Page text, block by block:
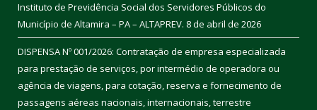
Instituto de Previdência Social dos Servidores Públicos do
Município de Altamira – PA – ALTAPREV. 8 de abril de 2026
DISPENSA Nº 001/2026: Contratação de empresa especializada
para prestação de serviços, por intermédio de operadora ou
agência de viagens, para cotação, reserva e fornecimento de
passagens aéreas nacionais, internacionais, terrestre